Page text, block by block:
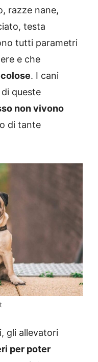
razze nane,
testa
tutti parametri
e che
. I cani
queste
non vivono
di tante
gli allevatori
per poter